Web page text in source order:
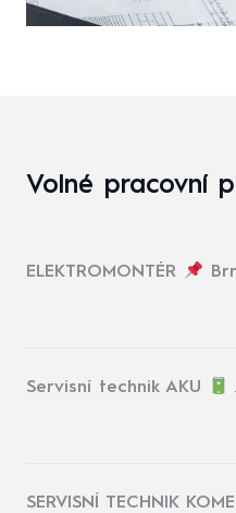
Volné pracovní
ELEKTROMONTÉR
Servisní technik AKU
SERVISNÍ TECHNIK